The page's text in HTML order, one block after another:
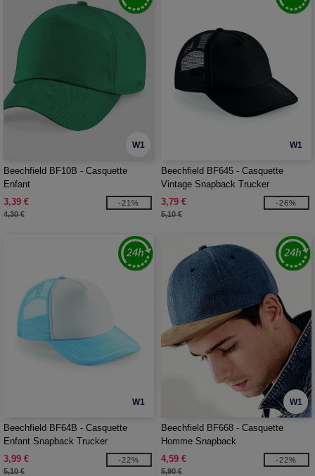
W1
Beechfield BF10B - Casquette
Enfant
3,39 €
4,30 €
-21%
W1
Beechfield BF645 - Casquette
Vintage Snapback Trucker
3,79 €
5,10 €
-26%
W1
Beechfield BF64B - Casquette
Enfant Snapback Trucker
3,99 €
5,10 €
-22%
W1
Beechfield BF668 - Casquette
Homme Snapback
4,59 €
5,90 €
-22%